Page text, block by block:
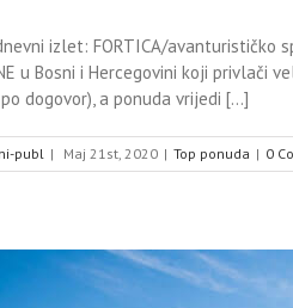
izlet: FORTICA/avanturističko
u Bosni i Hercegovini koji
dogovor), a ponuda vrijedi [...]
publ | Maj 21st, 2020 | Top ponuda | 0